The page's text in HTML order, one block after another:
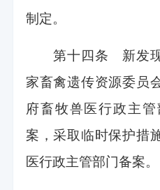
制定。
第十四条 新发现
家畜禽遗传资源委员
府畜牧兽医行政主
案，采取临时保护措
医行政主管部门备案。